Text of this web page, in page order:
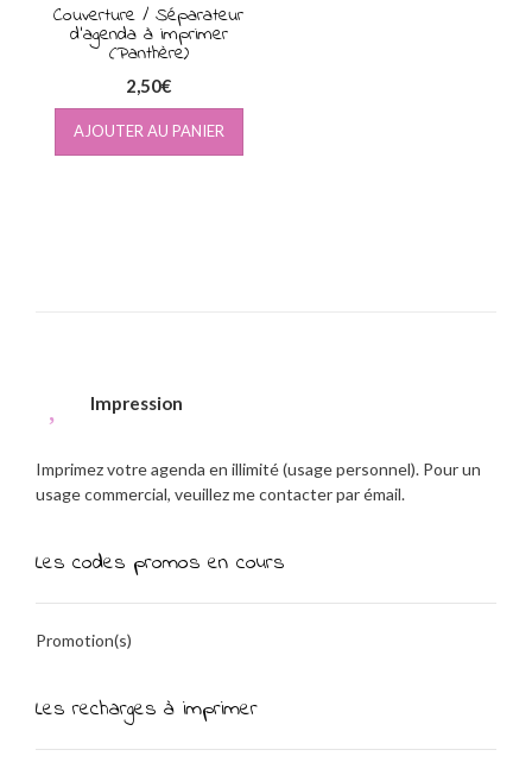
Couverture / Séparateur
d’agenda à imprimer
(Panthère)
2,50€
AJOUTER AU PANIER
Impression
Imprimez votre agenda en illimité (usage personnel). Pour un
usage commercial, veuillez me contacter par émail.
Les codes promos en cours
Promotion(s)
Les recharges à imprimer